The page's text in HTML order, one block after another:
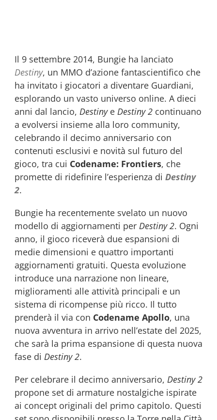
Il 9 settembre 2014, Bungie ha lanciato
Destiny, un MMO d’azione fantascientifico che
ha invitato i giocatori a diventare Guardiani,
esplorando un vasto universo online. A dieci
anni dal lancio, Destinye Destiny 2 continuano
a evolversi insieme alla loro community,
celebrando il decimo anniversario con
contenuti esclusivi e novità sul futuro del
gioco, tra cui Codename: Frontiers, che
promette di ridefinire l’esperienza di Destiny
2.
Bungie ha recentemente svelato un nuovo
modello di aggiornamenti per Destiny 2. Ogni
anno, il gioco riceverà due espansioni di
medie dimensioni e quattro importanti
aggiornamenti gratuiti. Questa evoluzione
introduce una narrazione non lineare,
miglioramenti alle attività principali e un
sistema di ricompense più ricco. Il tutto
prenderà il via con Codename Apollo, una
nuova avventura in arrivo nell’estate del 2025,
che sarà la prima espansione di questa nuova
fase di Destiny 2.
Per celebrare il decimo anniversario, Destiny 2
propone set di armature nostalgiche ispirate
ai concept originali del primo capitolo. Questi